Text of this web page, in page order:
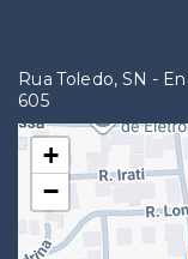
Rua Toledo, SN -
605
+
−